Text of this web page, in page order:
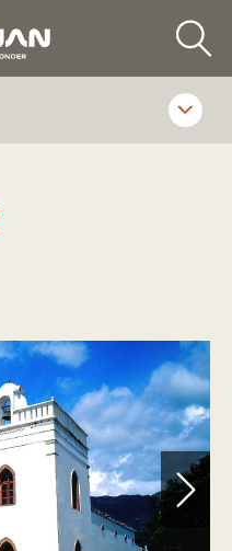
台旅会北京办事